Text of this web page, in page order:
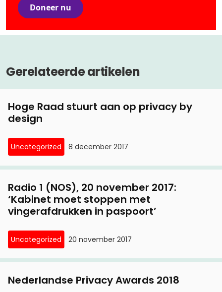
Doneer nu
Gerelateerde artikelen
Hoge Raad stuurt aan op privacy by
design
Uncategorized 8 december 2017
Radio 1 (NOS), 20 november 2017:
‘Kabinet moet stoppen met
vingerafdrukken in paspoort’
Uncategorized 20 november 2017
Nederlandse Privacy Awards 2018